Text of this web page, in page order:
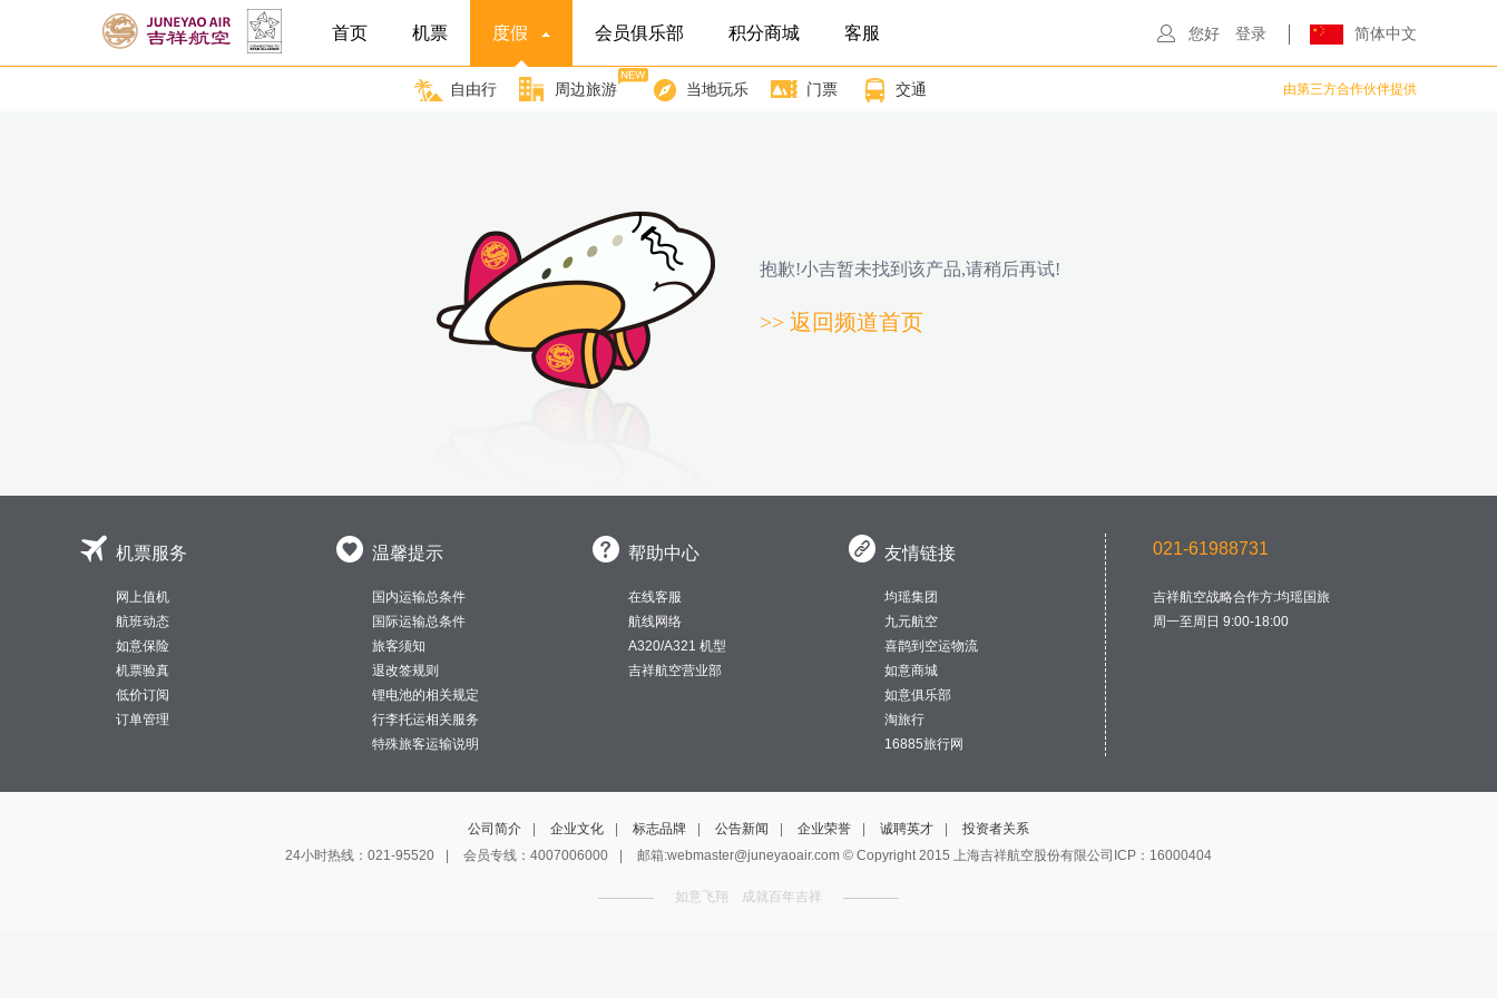
首页 机票 度假
自由行 周边旅游 当地玩乐 门票 交通 由第三方合作伙伴提供
会员俱乐部 积分商城 客服 您好 登录 简体中文
抱歉!小吉暂未找到该产品,请稍后再试!
>> 返回频道首页
 机票服务
网上值机
航班动态
如意保险
机票验真
低价订阅
订单管理
 温馨提示
国内运输总条件
国际运输总条件
旅客须知
退改签规则
锂电池的相关规定
行李托运相关服务
特殊旅客运输说明
 帮助中心
在线客服
航线网络
A320/A321 机型
吉祥航空营业部
 友情链接
均瑶集团
九元航空
喜鹊到空运物流
如意商城
如意俱乐部
淘旅行
16885旅行网
021-61988731
吉祥航空战略合作方:均瑶国旅
周一至周日 9:00-18:00
公司简介 企业文化 标志品牌 公告新闻 企业荣誉 诚聘英才
投资者关系
24小时热线：021-95520
会员专线：4007006000 邮箱:webmaster@juneyaoair.com © Copyright 2015 上海吉祥航空股份有限公司ICP：16000404
如意飞翔 成就百年吉祥